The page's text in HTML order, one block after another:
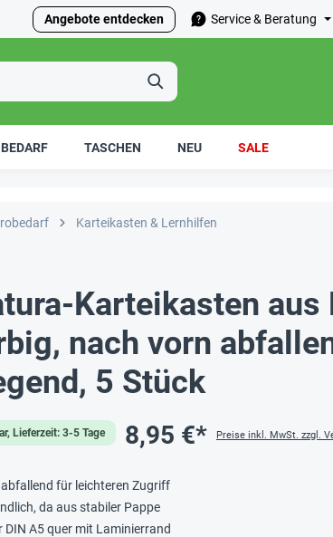
Angebote entdecken Service & Beratung
TASCHEN NEU SALE
Karteikasten & Lernhilfen
Karteikasten aus
nach vorn
5 Stück
Lieferzeit: 3-5 Tage 8,95 €* Preise inkl. MwSt. zzgl.
für leichteren Zugriff
da aus stabiler Pappe
DIN A5 quer mit Laminierrand